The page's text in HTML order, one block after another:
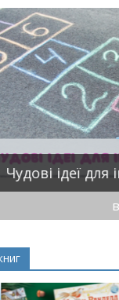
ідеї для ігор